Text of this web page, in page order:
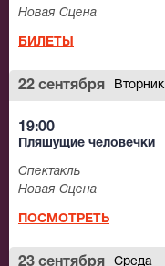
Новая Сцена
БИЛЕТЫ
22 сентября Вторник
19:00
Пляшущие человечки
Спектакль
Новая Сцена
ПОСМОТРЕТЬ
23 сентября Среда